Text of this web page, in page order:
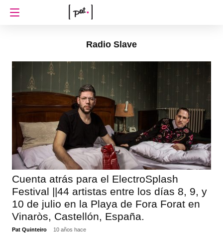
Radio Slave
Cuenta atrás para el ElectroSplash
Festival ||44 artistas entre los días 8, 9, y
10 de julio en la Playa de Fora Forat en
Vinaròs, Castellón, España.
Pat Quinteiro 10 años hace